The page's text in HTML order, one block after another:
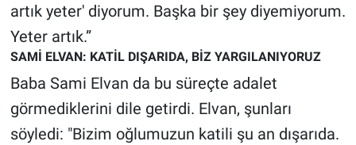
artık yeter' diyorum. Başka bir şey diyemiyorum.
Yeter artık.”
SAMİ ELVAN: KATİL DIŞARIDA, BİZ YARGILANIYORUZ
Baba Sami Elvan da bu süreçte adalet
görmediklerini dile getirdi. Elvan, şunları
söyledi: "Bizim oğlumuzun katili şu an dışarıda.